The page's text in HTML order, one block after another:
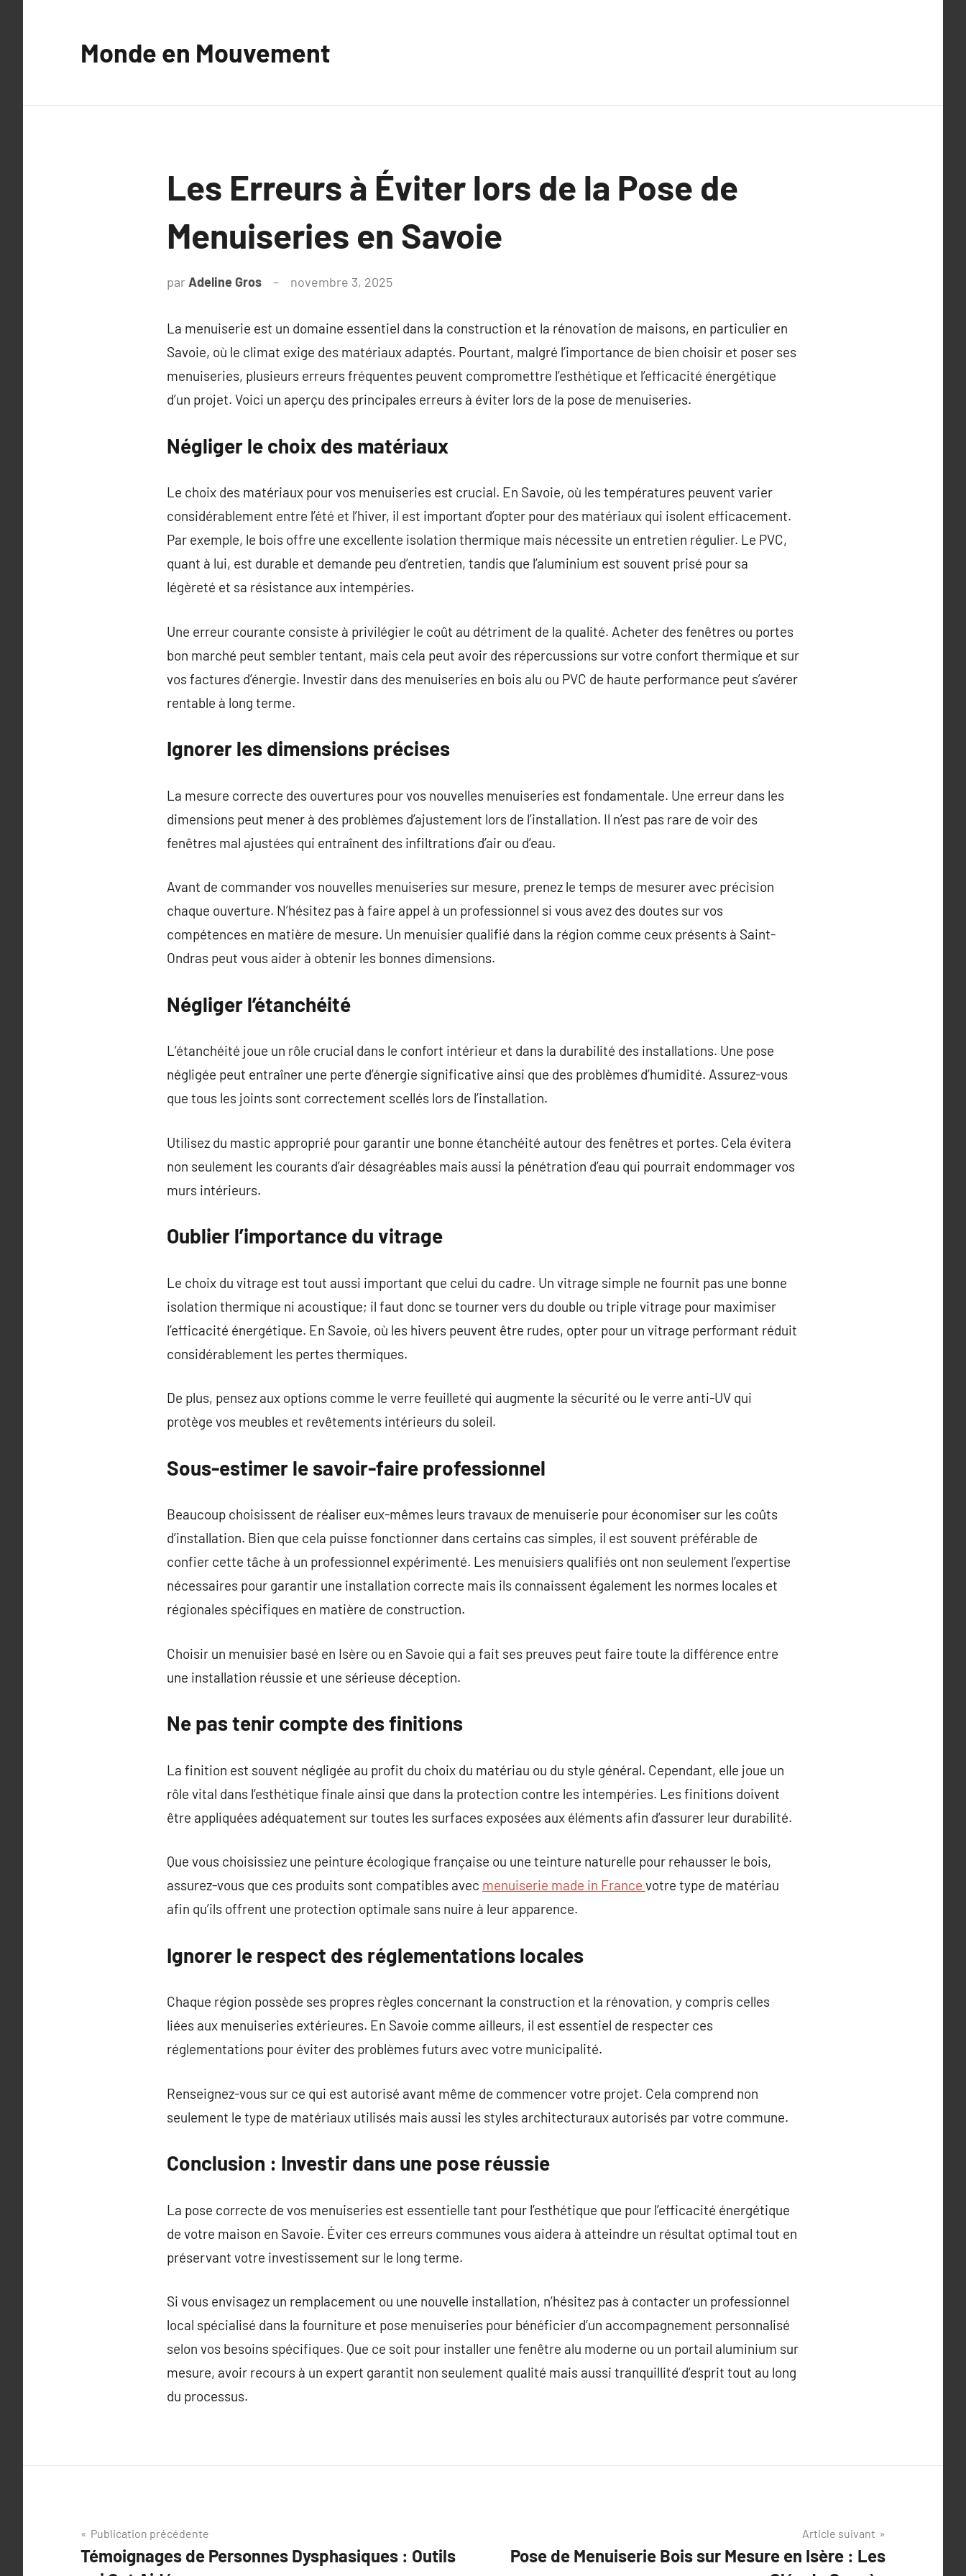
Monde en Mouvement
Les Erreurs à Éviter lors de la Pose de
Menuiseries en Savoie
par Adeline Gros novembre 3, 2025
La menuiserie est un domaine essentiel dans la construction et la rénovation de maisons, en particulier en
Savoie, où le climat exige des matériaux adaptés. Pourtant, malgré l’importance de bien choisir et poser ses
menuiseries, plusieurs erreurs fréquentes peuvent compromettre l’esthétique et l’efficacité énergétique
d’un projet. Voici un aperçu des principales erreurs à éviter lors de la pose de menuiseries.
Négliger le choix des matériaux
Le choix des matériaux pour vos menuiseries est crucial. En Savoie, où les températures peuvent varier
considérablement entre l’été et l’hiver, il est important d’opter pour des matériaux qui isolent efficacement.
Par exemple, le bois offre une excellente isolation thermique mais nécessite un entretien régulier. Le PVC,
quant à lui, est durable et demande peu d’entretien, tandis que l’aluminium est souvent prisé pour sa
légèreté et sa résistance aux intempéries.
Une erreur courante consiste à privilégier le coût au détriment de la qualité. Acheter des fenêtres ou portes
bon marché peut sembler tentant, mais cela peut avoir des répercussions sur votre confort thermique et sur
vos factures d’énergie. Investir dans des menuiseries en bois alu ou PVC de haute performance peut s’avérer
rentable à long terme.
Ignorer les dimensions précises
La mesure correcte des ouvertures pour vos nouvelles menuiseries est fondamentale. Une erreur dans les
dimensions peut mener à des problèmes d’ajustement lors de l’installation. Il n’est pas rare de voir des
fenêtres mal ajustées qui entraînent des infiltrations d’air ou d’eau.
Avant de commander vos nouvelles menuiseries sur mesure, prenez le temps de mesurer avec précision
chaque ouverture. N’hésitez pas à faire appel à un professionnel si vous avez des doutes sur vos
compétences en matière de mesure. Un menuisier qualifié dans la région comme ceux présents à Saint-
Ondras peut vous aider à obtenir les bonnes dimensions.
Négliger l’étanchéité
L’étanchéité joue un rôle crucial dans le confort intérieur et dans la durabilité des installations. Une pose
négligée peut entraîner une perte d’énergie significative ainsi que des problèmes d’humidité. Assurez-vous
que tous les joints sont correctement scellés lors de l’installation.
Utilisez du mastic approprié pour garantir une bonne étanchéité autour des fenêtres et portes. Cela évitera
non seulement les courants d’air désagréables mais aussi la pénétration d’eau qui pourrait endommager vos
murs intérieurs.
Oublier l’importance du vitrage
Le choix du vitrage est tout aussi important que celui du cadre. Un vitrage simple ne fournit pas une bonne
isolation thermique ni acoustique; il faut donc se tourner vers du double ou triple vitrage pour maximiser
l’efficacité énergétique. En Savoie, où les hivers peuvent être rudes, opter pour un vitrage performant réduit
considérablement les pertes thermiques.
De plus, pensez aux options comme le verre feuilleté qui augmente la sécurité ou le verre anti-UV qui
protège vos meubles et revêtements intérieurs du soleil.
Sous-estimer le savoir-faire professionnel
Beaucoup choisissent de réaliser eux-mêmes leurs travaux de menuiserie pour économiser sur les coûts
d’installation. Bien que cela puisse fonctionner dans certains cas simples, il est souvent préférable de
confier cette tâche à un professionnel expérimenté. Les menuisiers qualifiés ont non seulement l’expertise
nécessaires pour garantir une installation correcte mais ils connaissent également les normes locales et
régionales spécifiques en matière de construction.
Choisir un menuisier basé en Isère ou en Savoie qui a fait ses preuves peut faire toute la différence entre
une installation réussie et une sérieuse déception.
Ne pas tenir compte des finitions
La finition est souvent négligée au profit du choix du matériau ou du style général. Cependant, elle joue un
rôle vital dans l’esthétique finale ainsi que dans la protection contre les intempéries. Les finitions doivent
être appliquées adéquatement sur toutes les surfaces exposées aux éléments afin d’assurer leur durabilité.
Que vous choisissiez une peinture écologique française ou une teinture naturelle pour rehausser le bois,
assurez-vous que ces produits sont compatibles avec menuiserie made in France votre type de matériau
afin qu’ils offrent une protection optimale sans nuire à leur apparence.
Ignorer le respect des réglementations locales
Chaque région possède ses propres règles concernant la construction et la rénovation, y compris celles
liées aux menuiseries extérieures. En Savoie comme ailleurs, il est essentiel de respecter ces
réglementations pour éviter des problèmes futurs avec votre municipalité.
Renseignez-vous sur ce qui est autorisé avant même de commencer votre projet. Cela comprend non
seulement le type de matériaux utilisés mais aussi les styles architecturaux autorisés par votre commune.
Conclusion : Investir dans une pose réussie
La pose correcte de vos menuiseries est essentielle tant pour l’esthétique que pour l’efficacité énergétique
de votre maison en Savoie. Éviter ces erreurs communes vous aidera à atteindre un résultat optimal tout en
préservant votre investissement sur le long terme.
Si vous envisagez un remplacement ou une nouvelle installation, n’hésitez pas à contacter un professionnel
local spécialisé dans la fourniture et pose menuiseries pour bénéficier d’un accompagnement personnalisé
selon vos besoins spécifiques. Que ce soit pour installer une fenêtre alu moderne ou un portail aluminium sur
mesure, avoir recours à un expert garantit non seulement qualité mais aussi tranquillité d’esprit tout au long
du processus.
Navigation
de
Publication précédente
Témoignages de Personnes Dysphasiques : Outils
Article suivant
Pose de Menuiserie Bois sur Mesure en Isère : Les